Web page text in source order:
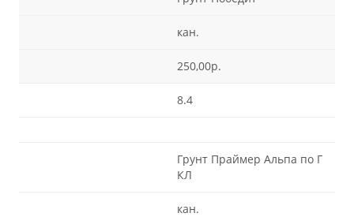
кан.
250,00р.
8.4
Грунт Праймер Альпа по Г
КЛ
кан.